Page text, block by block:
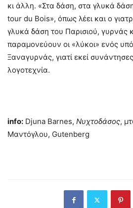
κι άλλη. «Στα δάση, στα γλυκά
tour du Bois», όπως λέει και ο
γλυκά δάση του Παρισιού, γυρνάς
παραμονεύουν οι «λύκοι» ενός
Ξαναγυρνάς, γιατί εκεί
λογοτεχνία.
info: Djuna Barnes, Νυχτοδάσος,
Μαντόγλου, Gutenberg